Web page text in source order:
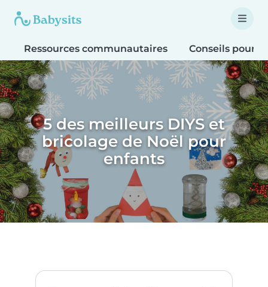
Ressources communautaires Conseils pour
5 des meilleurs DIYS et
bricolage de Noël pour
enfants